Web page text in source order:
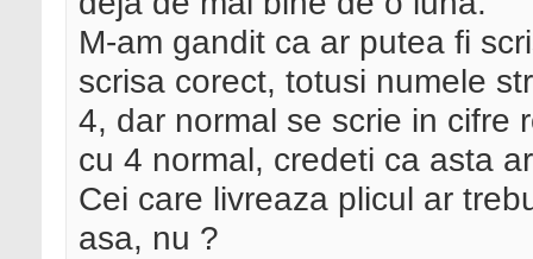
M-am gandit ca ar putea fi
scrisa corect, totusi numele
4, dar normal se scrie in cifre
cu 4 normal, credeti ca asta
Cei care livreaza plicul ar
asa, nu ?